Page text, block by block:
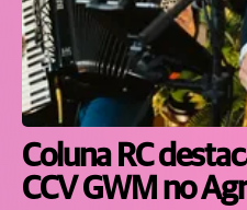
Coluna RC
CCV GWM no